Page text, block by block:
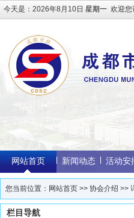
今天是： 2026年8月10日 星期一 欢迎您
网站首页 新闻动态 活动安
您当前位置： 网站首页 >> 协会介绍 >>
栏目导航